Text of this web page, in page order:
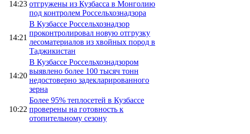
14:23 отгружены из Кузбасса в Монголию
под контролем Россельхознадзора
14:21
В Кузбассе Россельхознадзор
проконтролировал новую отгрузку
лесоматериалов из хвойных пород в
Таджикистан
14:20
В Кузбассе Россельхознадзором
выявлено более 100 тысяч тонн
недостоверно задекларированного
зерна
10:22
Более 95% теплосетей в Кузбассе
проверены на готовность к
отопительному сезону